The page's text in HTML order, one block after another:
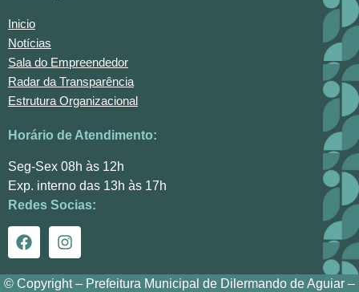
Inicio
Notícias
Sala do Empreendedor
Radar da Transparência
Estrutura Organizacional
Horário de Atendimento:
Seg-Sex 08h às 12h
Exp. interno das 13h às 17h
Redes Socias:
© Copyright – Prefeitura Municipal de Dilermando de Aguiar –